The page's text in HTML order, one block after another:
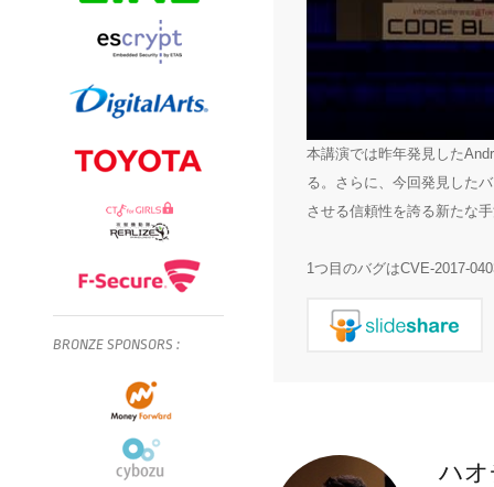
本講演では昨年発見した
る。さらに、今回発見した
させる信頼性を誇る新たな
1つ目のバグはCVE-2017-
ハ
BRONZE SPONSORS :